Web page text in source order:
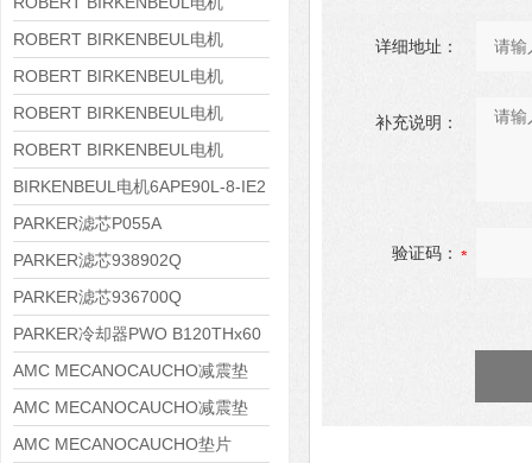
8APE160L-4-IE3
ROBERT BIRKENBEUL电机
8APE112M-6K-IE3
ROBERT BIRKENBEUL电机
8APE100L-2 IE3
ROBERT BIRKENBEUL电机
8APE90S-4 IE3
ROBERT BIRKENBEUL电机
8APE80M-2K-IE3
BIRKENBEUL电机6APE90L-8-IE2
PARKER滤芯P055A
PARKER滤芯938902Q
PARKER滤芯936700Q
PARKER冷却器PWO B120THx60
AMC MECANOCAUCHO减震垫
138552
AMC MECANOCAUCHO减震垫
138551
AMC MECANOCAUCHO垫片
详细地址：
补充说明：
验证码：